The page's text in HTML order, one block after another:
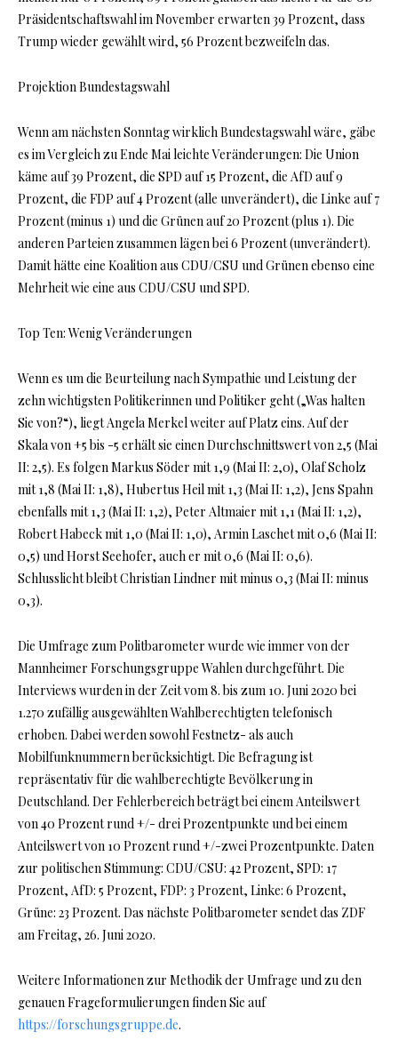
Präsidentschaftswahl im November erwarten 39 Prozent, dass
Trump wieder gewählt wird, 56 Prozent bezweifeln das.
Projektion Bundestagswahl
Wenn am nächsten Sonntag wirklich Bundestagswahl wäre, gäbe
es im Vergleich zu Ende Mai leichte Veränderungen: Die Union
käme auf 39 Prozent, die SPD auf 15 Prozent, die AfD auf 9
Prozent, die FDP auf 4 Prozent (alle unverändert), die Linke auf 7
Prozent (minus 1) und die Grünen auf 20 Prozent (plus 1). Die
anderen Parteien zusammen lägen bei 6 Prozent (unverändert).
Damit hätte eine Koalition aus CDU/CSU und Grünen ebenso eine
Mehrheit wie eine aus CDU/CSU und SPD.
Top Ten: Wenig Veränderungen
Wenn es um die Beurteilung nach Sympathie und Leistung der
zehn wichtigsten Politikerinnen und Politiker geht („Was halten
Sie von?“), liegt Angela Merkel weiter auf Platz eins. Auf der
Skala von +5 bis -5 erhält sie einen Durchschnittswert von 2,5 (Mai
II: 2,5). Es folgen Markus Söder mit 1,9 (Mai II: 2,0), Olaf Scholz
mit 1,8 (Mai II: 1,8), Hubertus Heil mit 1,3 (Mai II: 1,2), Jens Spahn
ebenfalls mit 1,3 (Mai II: 1,2), Peter Altmaier mit 1,1 (Mai II: 1,2),
Robert Habeck mit 1,0 (Mai II: 1,0), Armin Laschet mit 0,6 (Mai II:
0,5) und Horst Seehofer, auch er mit 0,6 (Mai II: 0,6).
Schlusslicht bleibt Christian Lindner mit minus 0,3 (Mai II: minus
0,3).
Die Umfrage zum Politbarometer wurde wie immer von der
Mannheimer Forschungsgruppe Wahlen durchgeführt. Die
Interviews wurden in der Zeit vom 8. bis zum 10. Juni 2020 bei
1.270 zufällig ausgewählten Wahlberechtigten telefonisch
erhoben. Dabei werden sowohl Festnetz- als auch
Mobilfunknummern berücksichtigt. Die Befragung ist
repräsentativ für die wahlberechtigte Bevölkerung in
Deutschland. Der Fehlerbereich beträgt bei einem Anteilswert
von 40 Prozent rund +/- drei Prozentpunkte und bei einem
Anteilswert von 10 Prozent rund +/-zwei Prozentpunkte. Daten
zur politischen Stimmung: CDU/CSU: 42 Prozent, SPD: 17
Prozent, AfD: 5 Prozent, FDP: 3 Prozent, Linke: 6 Prozent,
Grüne: 23 Prozent. Das nächste Politbarometer sendet das ZDF
am Freitag, 26. Juni 2020.
Weitere Informationen zur Methodik der Umfrage und zu den
genauen Frageformulierungen finden Sie auf
https://forschungsgruppe.de.